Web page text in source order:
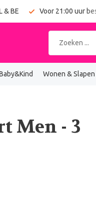
& BE Voor 21:00 uur
Wonen & Slapen
Men - 3